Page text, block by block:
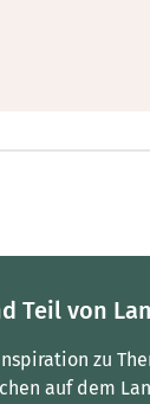
Teil von
zu
auf dem